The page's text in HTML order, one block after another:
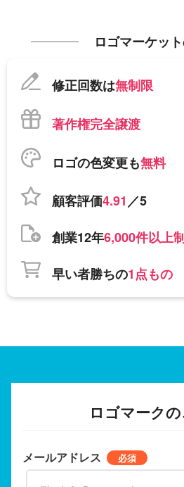
ロゴマーケッ
修正回数は無制限
著作権完全譲渡
ロゴの色変更も無料
顧客評価4.91／5
創業12年6,000件以上
早い者勝ちの1点もの
ロゴマーク
メールアドレス